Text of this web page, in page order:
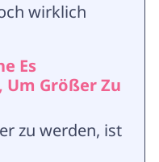
wirklich
Es
Größer Zu
zu werden, ist